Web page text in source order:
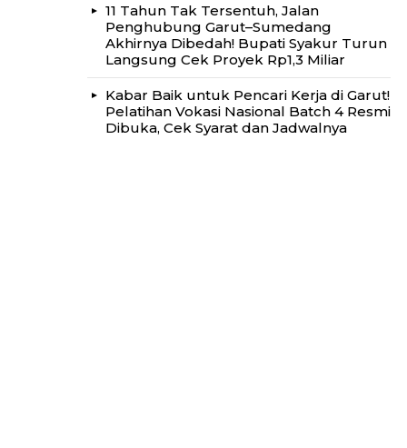
11 Tahun Tak Tersentuh, Jalan
Penghubung Garut–Sumedang
Akhirnya Dibedah! Bupati Syakur Turun
Langsung Cek Proyek Rp1,3 Miliar
Kabar Baik untuk Pencari Kerja di Garut!
Pelatihan Vokasi Nasional Batch 4 Resmi
Dibuka, Cek Syarat dan Jadwalnya